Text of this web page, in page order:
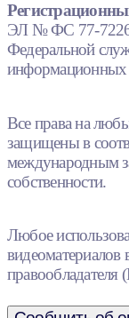
ЭЛ № ФС 77-
Федеральной
информационных
Все права на
защищены в
международным
собственности.
Любое
видеоматериалов